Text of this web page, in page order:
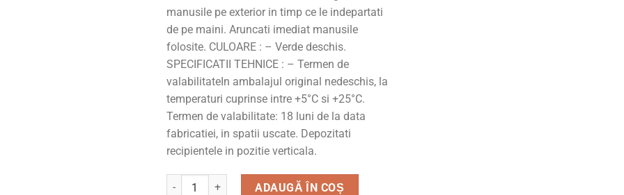
manusile pe exterior in timp ce le indepartati
de pe maini. Aruncati imediat manusile
folosite. CULOARE : – Verde deschis.
SPECIFICATII TEHNICE : – Termen de
valabilitateIn ambalajul original nedeschis, la
temperaturi cuprinse intre +5°C si +25°C.
Termen de valabilitate: 18 luni de la data
fabricatiei, in spatii uscate. Depozitati
recipientele in pozitie verticala.
Cantitate Spuma poliuretanica Den Braven profesionala, pentru aplicare cu pistolul, 750 ml.
ADAUGĂ ÎN COȘ